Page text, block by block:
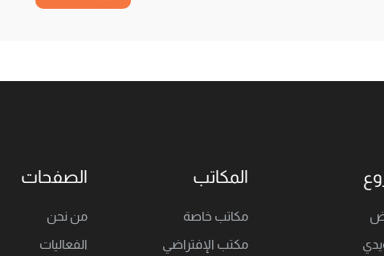
المكاتب
مكاتب خاصة
مكتب اﻹفتراضي
الصفحات
من نحن
الفعاليات